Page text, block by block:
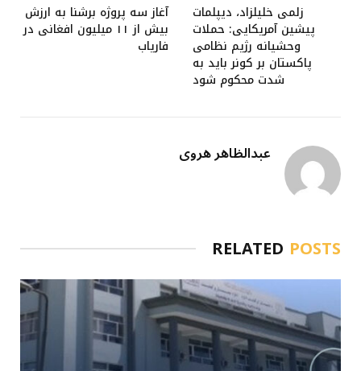
زلمی خلیلزاد، دیپلمات
پیشین آمریکایی: حملات
وحشیانه رژیم نظامی
پاکستان بر کونر باید به
شدت محکوم شود
آغاز سه پروژه برشنا به ارزش
بیش از ۱۱ میلیون افغانی در
فاریاب
عبدالظاهر هروی
RELATED POSTS